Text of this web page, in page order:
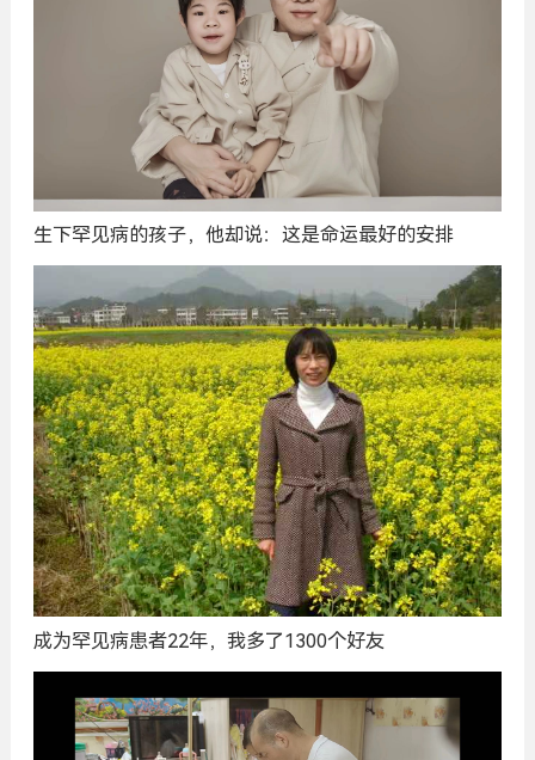
生下罕见病的孩子，他却说：这是命运最好的安排
成为罕见病患者22年，我多了1300个好友